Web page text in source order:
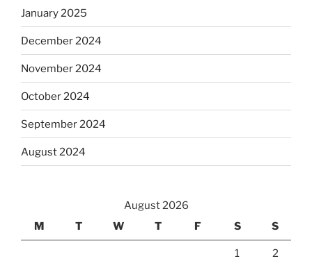
January 2025
December 2024
November 2024
October 2024
September 2024
August 2024
August 2026
M
T W T F S S
1 2